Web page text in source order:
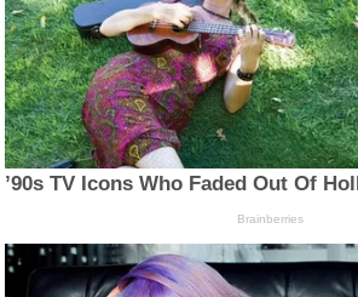
’90s TV Icons Who Faded Out Of
Brainberries